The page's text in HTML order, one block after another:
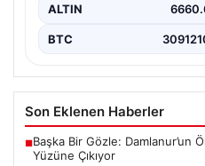
ALTIN
BTC
Son Eklenen Haberler
■Başka Bir Gözle: Damlanur’un
Yüzüne Çıkıyor